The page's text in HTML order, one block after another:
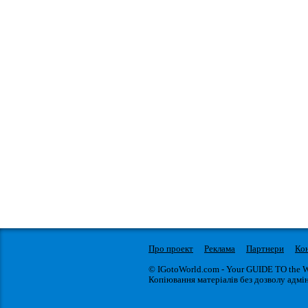
Про проект Реклама Партнери
© IGotoWorld.com - Your GUIDE TO the
Копіювання матеріалів без дозволу